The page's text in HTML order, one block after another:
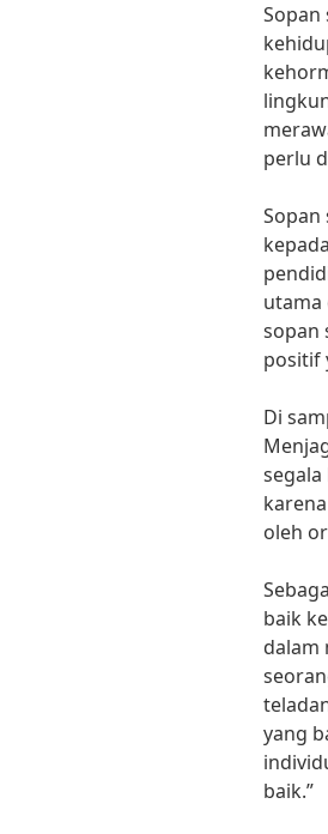
perlu
utama
sopan
positif
Di
oleh
baik
dalam
yang
baik.”